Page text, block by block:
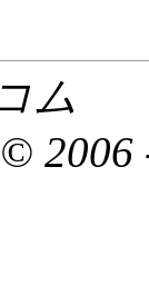
ム
2006